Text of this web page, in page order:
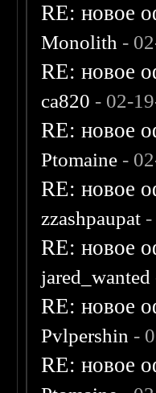
RE: новое
Monolith -
RE: новое
ca820 - 02-
RE: новое
Ptomaine -
RE: новое
zzashpaupat
RE: новое
jared_wanted
RE: новое
Pvlpershin -
RE: новое